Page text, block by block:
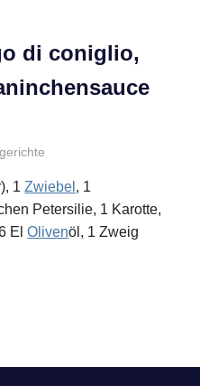
di coniglio,
1Zwiebel , 1
Petersilie, 1 Karotte,
ElOlivenöl, 1 Zweig